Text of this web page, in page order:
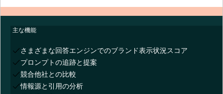
主な機能
さまざまな回答エンジンでのブランド表示状況スコア
プロンプトの追跡と提案
競合他社との比較
情報源と引用の分析